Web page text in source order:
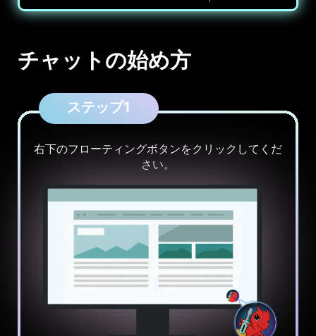
チャットの始め方
ステップ1
右下のフローティングボタンをクリックしてくだ
さい。